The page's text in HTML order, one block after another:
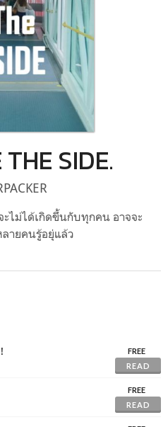
SIDE.
ะไม่ได้เกิดขึ้นกับทุกคน อาจจะ
ายคนรู้อยุ่แล้ว
FREE
READ
FREE
READ